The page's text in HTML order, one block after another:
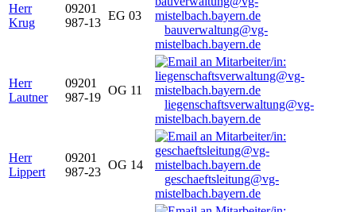
Herr
Krug
09201
987-13
EG 03
bauverwaltung@vg-
mistelbach.bayern.de
Herr
Lautner
09201
987-19
OG 11
liegenschaftsverwaltung@vg-
mistelbach.bayern.de
Herr
Lippert
09201
987-23
OG 14
geschaeftsleitung@vg-
mistelbach.bayern.de